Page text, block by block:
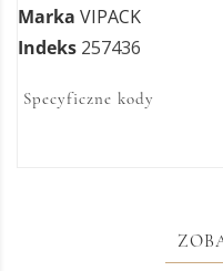
Marka VIPACK
Indeks 257436
Specyficzne kody